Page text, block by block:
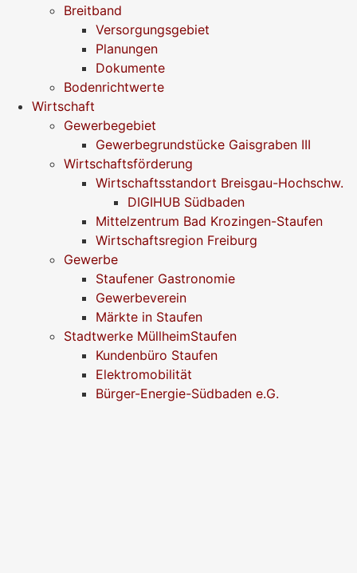
Breitband
Versorgungsgebiet
Planungen
Dokumente
Bodenrichtwerte
Wirtschaft
Gewerbegebiet
Gewerbegrundstücke Gaisgraben III
Wirtschaftsförderung
Wirtschaftsstandort Breisgau-Hochschw.
DIGIHUB Südbaden
Mittelzentrum Bad Krozingen-Staufen
Wirtschaftsregion Freiburg
Gewerbe
Staufener Gastronomie
Gewerbeverein
Märkte in Staufen
Stadtwerke MüllheimStaufen
Kundenbüro Staufen
Elektromobilität
Bürger-Energie-Südbaden e.G.